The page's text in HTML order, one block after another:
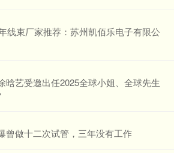
线束厂家推荐：苏州凯佰乐电子有限公
晗艺受邀出任2025全球小姐、全球先生
曾做十二次试管，三年没有工作